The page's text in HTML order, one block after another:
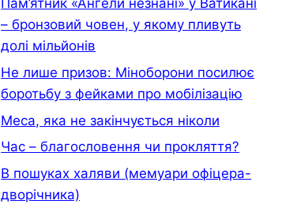
– бронзовий човен, у якому пливуть
долі мільйонів
Не лише призов: Міноборони посилює
боротьбу з фейками про мобілізацію
Меса, яка не закінчується ніколи
Час – благословення чи прокляття?
В пошуках халяви (мемуари офiцера-
дворiчника)